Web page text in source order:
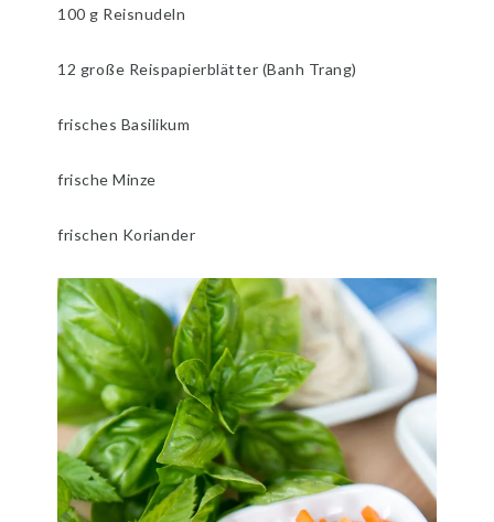
100 g Reisnudeln
12 große Reispapierblätter (Banh Trang)
frisches Basilikum
frische Minze
frischen Koriander